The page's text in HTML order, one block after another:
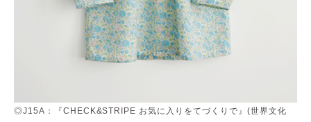
◎J15A：『CHECK&STRIPE お気に入りをてづくりで』(世界文化